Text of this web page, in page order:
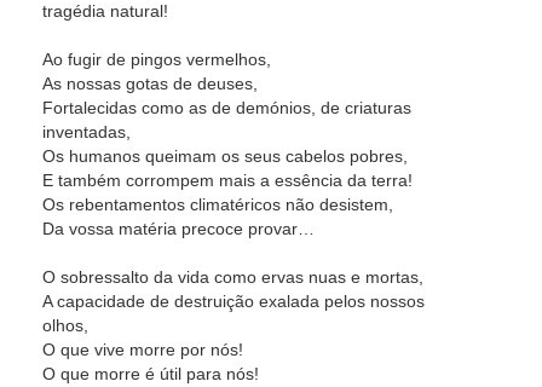
tragédia natural!
Ao fugir de pingos vermelhos,
As nossas gotas de deuses,
Fortalecidas como as de demónios, de criaturas
inventadas,
Os humanos queimam os seus cabelos pobres,
E também corrompem mais a essência da terra!
Os rebentamentos climatéricos não desistem,
Da vossa matéria precoce provar…
O sobressalto da vida como ervas nuas e mortas,
A capacidade de destruição exalada pelos nossos
olhos,
O que vive morre por nós!
O que morre é útil para nós!